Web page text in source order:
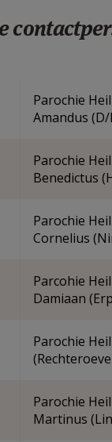
Parochie
Amandus (D/
Parochie
Benedictus
Parochie
Cornelius
Parcohie
Damiaan
Parochie
Parochie
Martinus